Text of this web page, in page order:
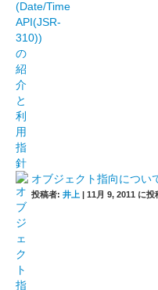
オブジェクト指向につい
投稿者: 井上 | 11月 9, 2011 に投